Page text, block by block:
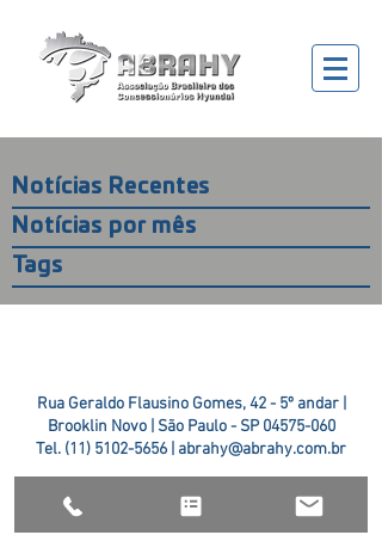
Notícias Recentes
Notícias por mês
Tags
Rua Geraldo Flausino Gomes, 42 - 5º andar |
Brooklin Novo | São Paulo - SP 04575-060
Tel. (11) 5102-5656 abrahy@abrahy.com.br
©2018 ABRAHY. criado pela TR2 Art + Design